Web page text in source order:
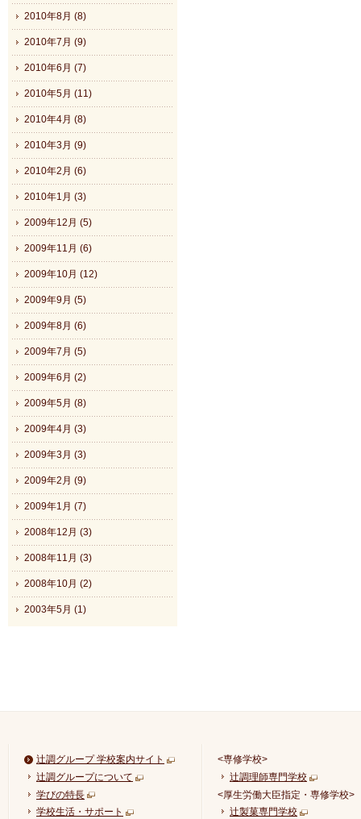
2010年8月 (8)
2010年7月 (9)
2010年6月 (7)
2010年5月 (11)
2010年4月 (8)
2010年3月 (9)
2010年2月 (6)
2010年1月 (3)
2009年12月 (5)
2009年11月 (6)
2009年10月 (12)
2009年9月 (5)
2009年8月 (6)
2009年7月 (5)
2009年6月 (2)
2009年5月 (8)
2009年4月 (3)
2009年3月 (3)
2009年2月 (9)
2009年1月 (7)
2008年12月 (3)
2008年11月 (3)
2008年10月 (2)
2003年5月 (1)
辻調グループ 学校案内サイト
辻調グループについて
学びの特長
学校生活・サポート
<専修学校>
辻調理師専門学校
<厚生労働大臣指定・専修学校>
辻製菓専門学校